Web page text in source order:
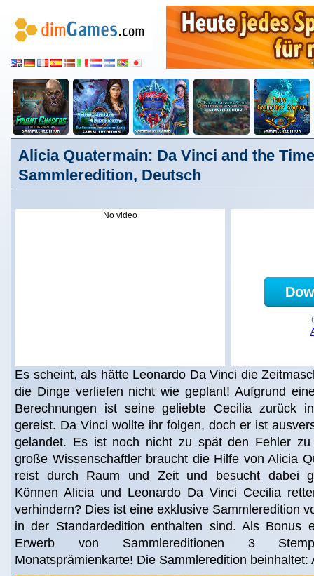
Alicia Quatermain: Da Vinci and the
Sammleredition, Deutsch
No video
Es scheint, als hätte Leonardo Da Vinci die
die Dinge verliefen nicht wie geplant! Aufgrund
Berechnungen ist seine geliebte Cecilia zurück
gereist. Da Vinci wollte ihr folgen, doch er ist
gelandet. Es ist noch nicht zu spät den Fehler
große Wissenschaftler braucht die Hilfe von Alicia
reist durch Raum und Zeit und besucht dabei
Können Alicia und Leonardo Da Vinci Cecilia
verhindern? Dies ist eine exklusive Sammleredition
in der Standardedition enthalten sind. Als Bonus
Erwerb von Sammlereditionen 3
Monatsprämienkarte! Die Sammleredition beinhaltet: